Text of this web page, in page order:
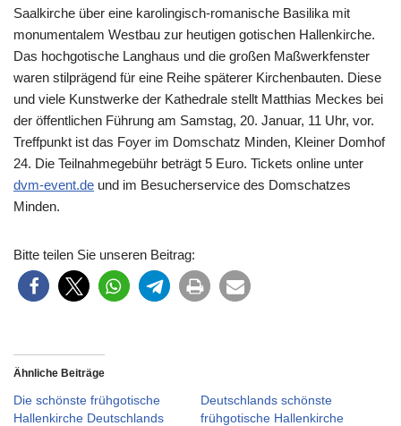
Saalkirche über eine karolingisch-romanische Basilika mit
monumentalem Westbau zur heutigen gotischen Hallenkirche.
Das hochgotische Langhaus und die großen Maßwerkfenster
waren stilprägend für eine Reihe späterer Kirchenbauten. Diese
und viele Kunstwerke der Kathedrale stellt Matthias Meckes bei
der öffentlichen Führung am Samstag, 20. Januar, 11 Uhr, vor.
Treffpunkt ist das Foyer im Domschatz Minden, Kleiner Domhof
24. Die Teilnahmegebühr beträgt 5 Euro. Tickets online unter
dvm-event.de und im Besucherservice des Domschatzes
Minden.
Bitte teilen Sie unseren Beitrag:
Ähnliche Beiträge
Die schönste frühgotische
Hallenkirche Deutschlands
Deutschlands schönste
frühgotische Hallenkirche